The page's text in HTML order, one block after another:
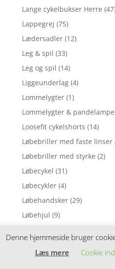
Lange cykelbukser Herre
Lappegrej (75)
Lædersadler (12)
Leg & spil (33)
Leg og spil (14)
Liggeunderlag (4)
Lommelygter (1)
Lommelygter &
Loosefit cykelshorts (14)
Løbebriller med faste linser
Løbebriller med styrke (2)
Løbecykel (31)
Løbecykler (4)
Løbehandsker (29)
Løbehjul (9)
Løbehjul til junior/voksen
Løbehjul til voksne
Denne hjemmeside bruger
Læs mere
Cookie